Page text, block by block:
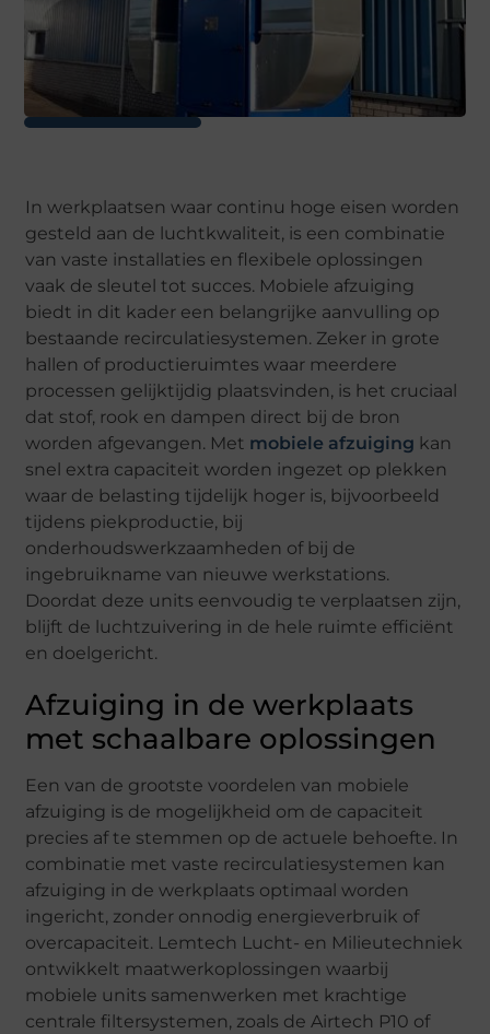
In werkplaatsen waar continu hoge eisen worden
gesteld aan de luchtkwaliteit, is een combinatie
van vaste installaties en flexibele oplossingen
vaak de sleutel tot succes. Mobiele afzuiging
biedt in dit kader een belangrijke aanvulling op
bestaande recirculatiesystemen. Zeker in grote
hallen of productieruimtes waar meerdere
processen gelijktijdig plaatsvinden, is het cruciaal
dat stof, rook en dampen direct bij de bron
worden afgevangen. Met mobiele afzuiging kan
snel extra capaciteit worden ingezet op plekken
waar de belasting tijdelijk hoger is, bijvoorbeeld
tijdens piekproductie, bij
onderhoudswerkzaamheden of bij de
ingebruikname van nieuwe werkstations.
Doordat deze units eenvoudig te verplaatsen zijn,
blijft de luchtzuivering in de hele ruimte efficiënt
en doelgericht.
Afzuiging in de werkplaats
met schaalbare oplossingen
Een van de grootste voordelen van mobiele
afzuiging is de mogelijkheid om de capaciteit
precies af te stemmen op de actuele behoefte. In
combinatie met vaste recirculatiesystemen kan
afzuiging in de werkplaats optimaal worden
ingericht, zonder onnodig energieverbruik of
overcapaciteit. Lemtech Lucht- en Milieutechniek
ontwikkelt maatwerkoplossingen waarbij
mobiele units samenwerken met krachtige
centrale filtersystemen, zoals de Airtech P10 of